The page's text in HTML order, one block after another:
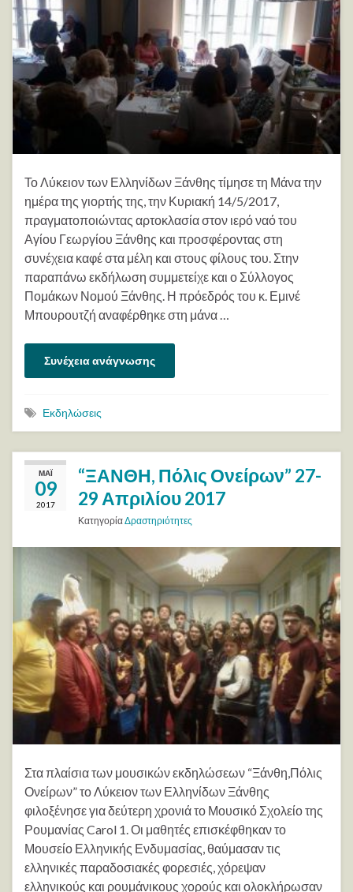
Το Λύκειον των Ελληνίδων Ξάνθης τίμησε τη Μάνα την
ημέρα της γιορτής της, την Κυριακή 14/5/2017,
πραγματοποιώντας αρτοκλασία στον ιερό ναό του
Αγίου Γεωργίου Ξάνθης και προσφέροντας στη
συνέχεια καφέ στα μέλη και στους φίλους του. Στην
παραπάνω εκδήλωση συμμετείχε και ο Σύλλογος
Πομάκων Νομού Ξάνθης. Η πρόεδρός του κ. Εμινέ
Μπουρουτζή αναφέρθηκε στη μάνα …
Συνέχεια ανάγνωσης
Εκδηλώσεις
ΜΆΙ
09
2017
“ΞΑΝΘΗ, Πόλις Ονείρων” 27-
29 Απριλίου 2017
ΚατηγορίαΔραστηριότητες
Στα πλαίσια των μουσικών εκδηλώσεων “Ξάνθη,Πόλις
Ονείρων” το Λύκειον των Ελληνίδων Ξάνθης
φιλοξένησε για δεύτερη χρονιά το Μουσικό Σχολείο της
Ρουμανίας Carol 1. Οι μαθητές επισκέφθηκαν το
Μουσείο Ελληνικής Ενδυμασίας, θαύμασαν τις
ελληνικές παραδοσιακές φορεσιές, χόρεψαν
ελληνικούς και ρουμάνικους χορούς και ολοκλήρωσαν